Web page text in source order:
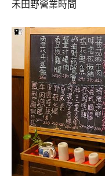
禾田野營業時間